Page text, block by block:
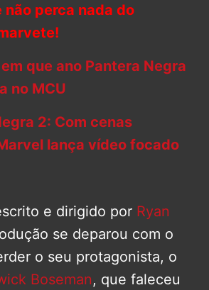
não perca nada do
que ano Pantera Negra
no MCU
2: Com cenas
lança vídeo focado
e dirigido por Ryan
se deparou com o
o seu protagonista, o
Boseman, que faleceu